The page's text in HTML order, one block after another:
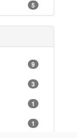
*
*
5
1
9
3
1
1